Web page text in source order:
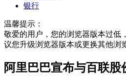
银行
温馨提示：
敬爱的用户，您的浏览器版本过低
议您升级浏览器版本或更换其他浏
阿里巴巴宣布与百联股